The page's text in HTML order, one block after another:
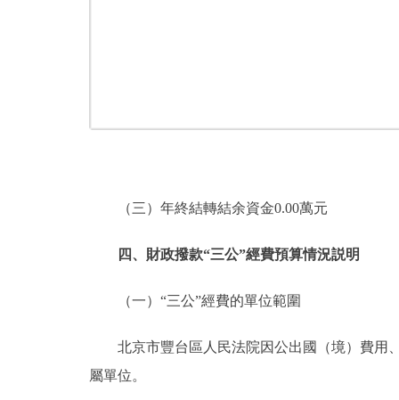
（三）年終結轉結余資金0.00萬元
四、財政撥款“三公”經費預算情況説明
（一）“三公”經費的單位範圍
北京市豐台區人民法院因公出國（境）費用、
屬單位。